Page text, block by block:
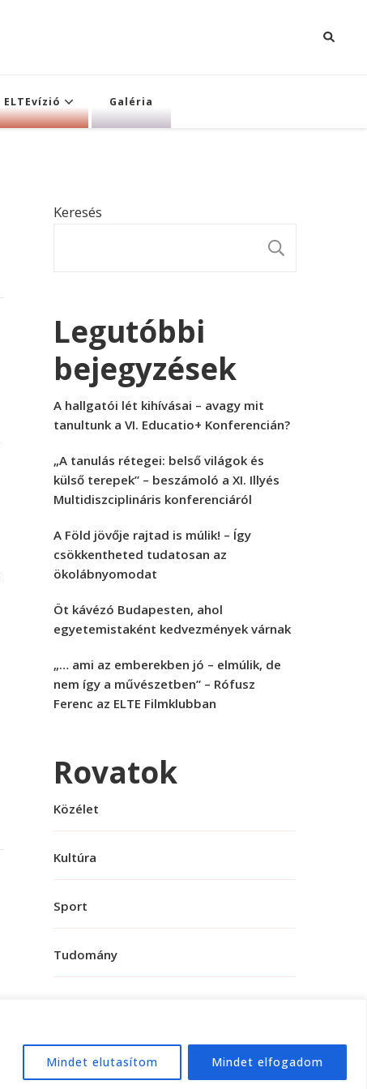
Mindet elutasítom Mindet elfogadom
ELTEvízió Galéria
Keresés
Legutóbbi
bejegyzések
A hallgatói lét kihívásai – avagy mit
tanultunk a VI. Educatio+ Konferencián?
„A tanulás rétegei: belső világok és
külső terepek” – beszámoló a XI. Illyés
Multidiszciplináris konferenciáról
A Föld jövője rajtad is múlik! – Így
csökkentheted tudatosan az
ökolábnyomodat
Öt kávézó Budapesten, ahol
egyetemistaként kedvezmények várnak
„… ami az emberekben jó – elmúlik, de
nem így a művészetben” – Rófusz
Ferenc az ELTE Filmklubban
Rovatok
Közélet
Kultúra
Sport
Tudomány
WordPress.